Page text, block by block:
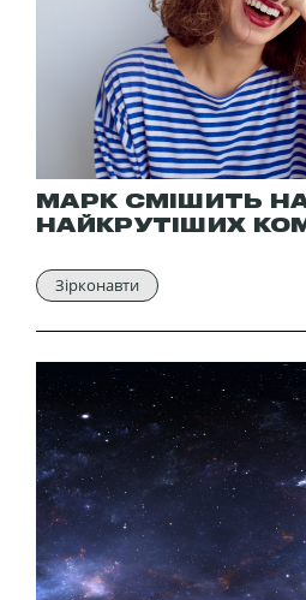
МАРК СМІШИТЬ
НАЙКРУТІШИХ
Зірконавти